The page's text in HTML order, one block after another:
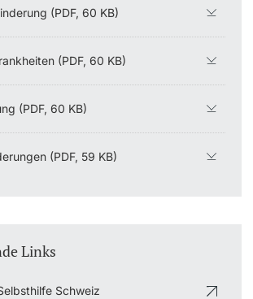
(PDF, 60 KB)
(PDF, 60 KB)
(PDF, 60 KB)
(PDF, 59 KB)
Links
Schweiz